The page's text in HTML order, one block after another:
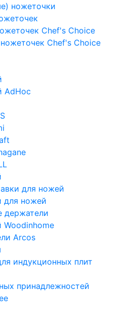
ножеточки
Chef's Choice
Chef's Choice
AdHoc
для ножей
для ножей
держатели
Arcos
индукционных плит
принадлежностей